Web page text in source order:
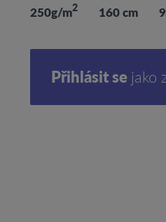
250g/m2 160 cm
Přihlásit se jako